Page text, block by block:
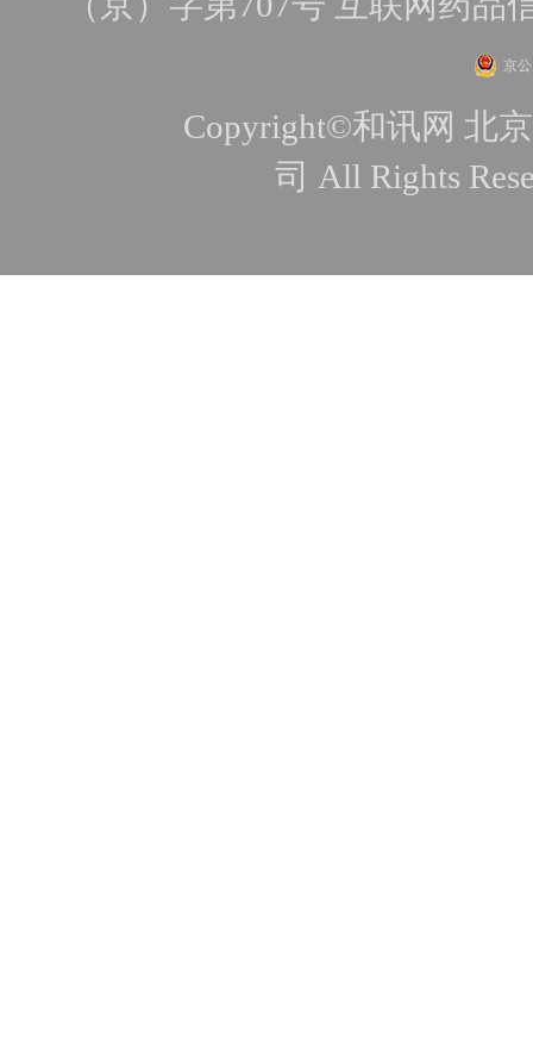
京
Copyright©和讯网 北
司 All Rights